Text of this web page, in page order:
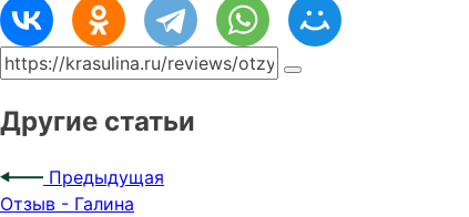
Другие статьи
Предыдущая
Отзыв - Галина